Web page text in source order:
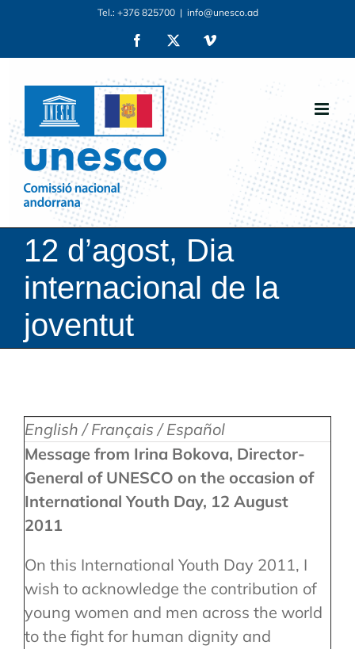
content
Tel.: +376 825700 | info@unesco.ad
Facebook Vimeo
12 d’agost, Dia
internacional de la
joventut
English / Français / Español
Message from Irina Bokova, Director-
General of UNESCO on the occasion of
International Youth Day, 12 August
2011
On this International Youth Day 2011, I
wish to acknowledge the contribution of
young women and men across the world
to the fight for human dignity and